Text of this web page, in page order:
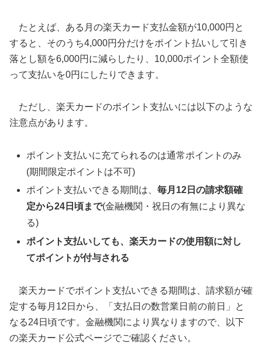
たとえば、ある月の楽天カード支払金額が10,000円と
すると、そのうち4,000円分だけをポイント払いして引き
落とし額を6,000円に減らしたり、10,000ポイント全額使
って支払いを0円にしたりできます。
ただし、楽天カードのポイント支払いには以下のような
注意点があります。
ポイント支払いに充てられるのは通常ポイントのみ
(期間限定ポイントは不可)
ポイント支払いできる期間は、毎月12日の請求額確
定から24日頃まで(金融機関・祝日の有無により異な
る)
ポイント支払いしても、楽天カードの使用額に対し
てポイントが付与される
楽天カードでポイント支払いできる期間は、請求額が確
定する毎月12日から、「支払日の数営業日前の前日」と
なる24日頃です。金融機関により異なりますので、以下
の楽天カード公式ページでご確認ください。